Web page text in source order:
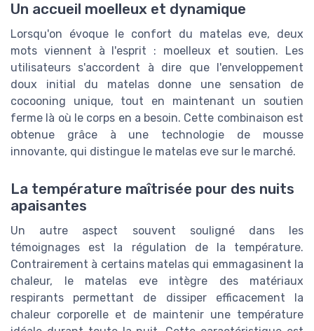
Un accueil moelleux et dynamique
Lorsqu'on évoque le confort du matelas eve, deux
mots viennent à l'esprit : moelleux et soutien. Les
utilisateurs s'accordent à dire que l'enveloppement
doux initial du matelas donne une sensation de
cocooning unique, tout en maintenant un soutien
ferme là où le corps en a besoin. Cette combinaison est
obtenue grâce à une technologie de mousse
innovante, qui distingue le matelas eve sur le marché.
La température maîtrisée pour des nuits
apaisantes
Un autre aspect souvent souligné dans les
témoignages est la régulation de la température.
Contrairement à certains matelas qui emmagasinent la
chaleur, le matelas eve intègre des matériaux
respirants permettant de dissiper efficacement la
chaleur corporelle et de maintenir une température